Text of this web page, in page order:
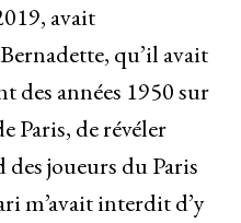
avait
qu’il avait
des années 1950 sur
Paris, de révéler
joueurs du Paris
m’avait interdit d’y